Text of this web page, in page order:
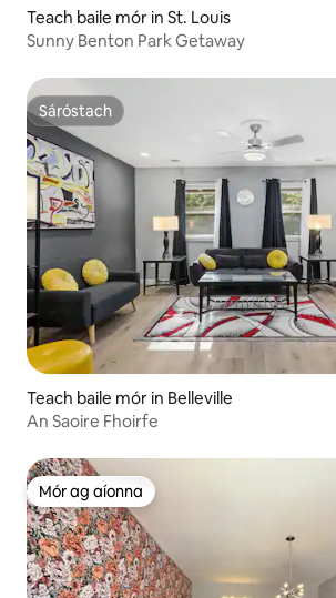
Teach baile mór in St. Louis
Sunny Benton Park Getaway
Sáróstach
Sáróstach
Teach baile mór in Belleville
An Saoire Fhoirfe
Mór ag aíonna
Mór ag aíonna